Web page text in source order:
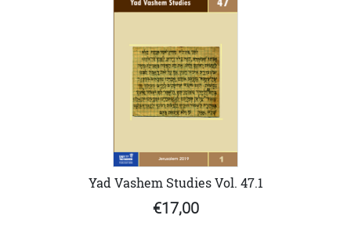
Yad Vashem Studies Vol. 47.1
€17,00